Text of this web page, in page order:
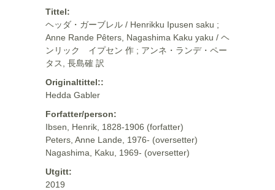
Tittel:
ヘッダ・ガーブレル / Henrikku Ipusen saku ;
Anne Rande Pêters, Nagashima Kaku yaku / ヘ
ンリック イプセン 作 ; アンネ・ランデ・ペー
タス, 長島確 訳
Originaltittel::
Hedda Gabler
Forfatter/person:
Ibsen, Henrik, 1828-1906 (forfatter)
Peters, Anne Lande, 1976- (oversetter)
Nagashima, Kaku, 1969- (oversetter)
Utgitt:
2019